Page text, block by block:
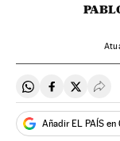
Compartir en
Compartir
Añadir EL PAÍS en